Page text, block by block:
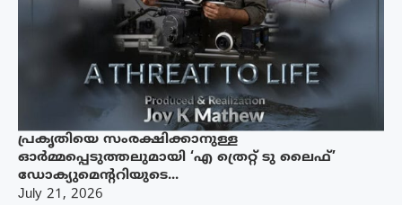
പ്രകൃതിയെ സംരക്ഷിക്കാനുള്ള
ഓർമ്മപ്പെടുത്തലുമായി ‘എ ത്രെറ്റ് ടു ലൈഫ്’
ഡോക്യുമെന്ററിയുടെ...
July 21, 2026